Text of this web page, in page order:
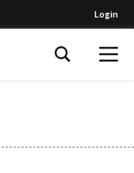
Login